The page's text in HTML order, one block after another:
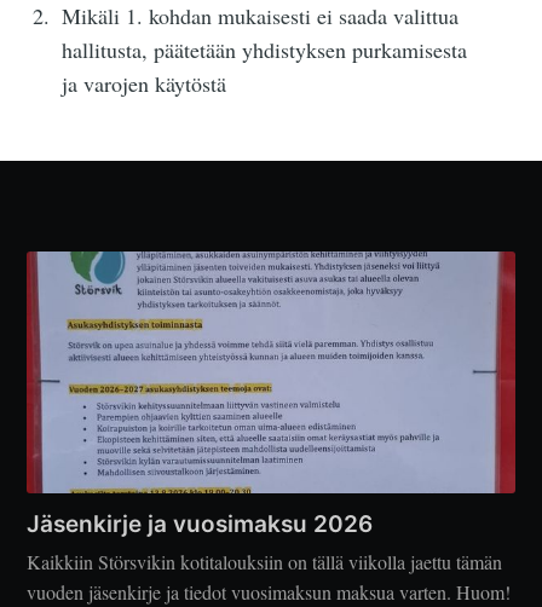
Mikäli 1. kohdan mukaisesti ei saada valittua
hallitusta, päätetään yhdistyksen purkamisesta
ja varojen käytöstä
Jäsenkirje ja vuosimaksu 2026
Kaikkiin Störsvikin kotitalouksiin on tällä viikolla jaettu tämän
vuoden jäsenkirje ja tiedot vuosimaksun maksua varten. Huom!